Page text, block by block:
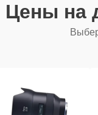
Цены на